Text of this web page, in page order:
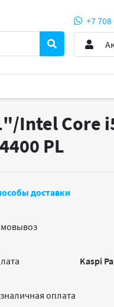
+7 708
Intel Core
PL
доставки
Kaspi
оплата